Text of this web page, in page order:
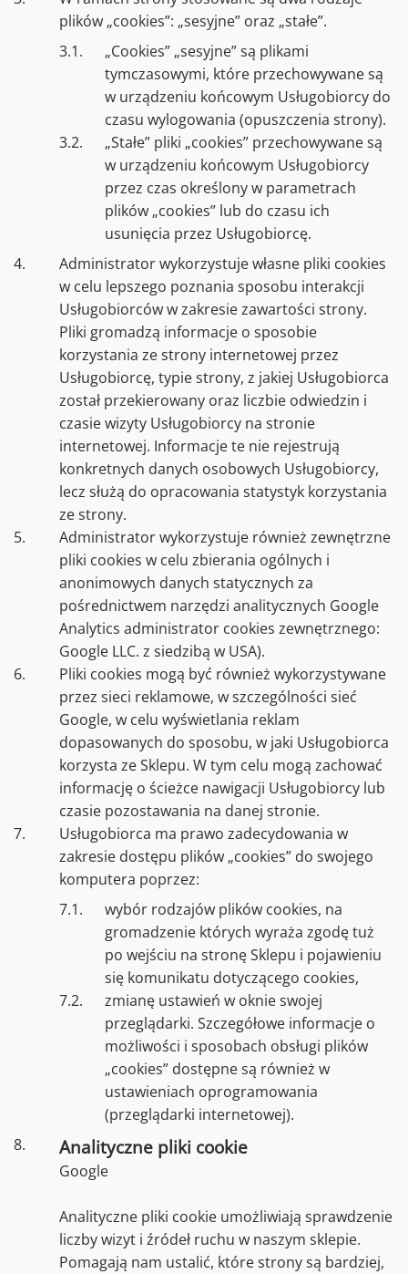
plików „cookies”: „sesyjne” oraz „stałe”.
„Cookies” „sesyjne” są plikami
tymczasowymi, które przechowywane są
w urządzeniu końcowym Usługobiorcy do
czasu wylogowania (opuszczenia strony).
„Stałe” pliki „cookies” przechowywane są
w urządzeniu końcowym Usługobiorcy
przez czas określony w parametrach
plików „cookies” lub do czasu ich
usunięcia przez Usługobiorcę.
Administrator wykorzystuje własne pliki cookies
w celu lepszego poznania sposobu interakcji
Usługobiorców w zakresie zawartości strony.
Pliki gromadzą informacje o sposobie
korzystania ze strony internetowej przez
Usługobiorcę, typie strony, z jakiej Usługobiorca
został przekierowany oraz liczbie odwiedzin i
czasie wizyty Usługobiorcy na stronie
internetowej. Informacje te nie rejestrują
konkretnych danych osobowych Usługobiorcy,
lecz służą do opracowania statystyk korzystania
ze strony.
Administrator wykorzystuje również zewnętrzne
pliki cookies w celu zbierania ogólnych i
anonimowych danych statycznych za
pośrednictwem narzędzi analitycznych Google
Analytics administrator cookies zewnętrznego:
Google LLC. z siedzibą w USA).
Pliki cookies mogą być również wykorzystywane
przez sieci reklamowe, w szczególności sieć
Google, w celu wyświetlania reklam
dopasowanych do sposobu, w jaki Usługobiorca
korzysta ze Sklepu. W tym celu mogą zachować
informację o ścieżce nawigacji Usługobiorcy lub
czasie pozostawania na danej stronie.
Usługobiorca ma prawo zadecydowania w
zakresie dostępu plików „cookies” do swojego
komputera poprzez:
wybór rodzajów plików cookies, na
gromadzenie których wyraża zgodę tuż
po wejściu na stronę Sklepu i pojawieniu
się komunikatu dotyczącego cookies,
zmianę ustawień w oknie swojej
przeglądarki. Szczegółowe informacje o
możliwości i sposobach obsługi plików
„cookies” dostępne są również w
ustawieniach oprogramowania
(przeglądarki internetowej).
Analityczne pliki cookie
Google
Analityczne pliki cookie umożliwiają sprawdzenie
liczby wizyt i źródeł ruchu w naszym sklepie.
Pomagają nam ustalić, które strony są bardziej,